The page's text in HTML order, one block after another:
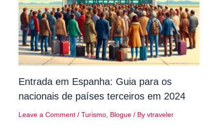
Entrada em Espanha: Guia para os
nacionais de países terceiros em 2024
Leave a Comment / Turismo Blogue / By vtraveler